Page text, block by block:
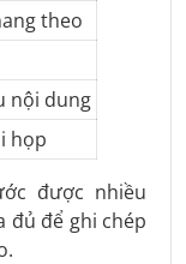
theo
nội dung
họp
được nhiều
đủ để ghi chép